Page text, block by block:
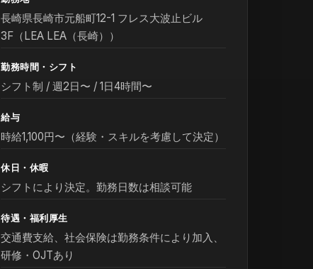
長崎県長崎市元船町12-1 フレス大波止ビル
3F（LEA LEA（長崎））
勤務時間・シフト
シフト制 / 週2日〜 / 1日4時間〜
給与
時給1,100円〜（経験・スキルを考慮して決定）
休日・休暇
シフトにより決定。勤務日数は相談可能
待遇・福利厚生
交通費支給、社会保険は勤務条件により加入、
研修・OJTあり